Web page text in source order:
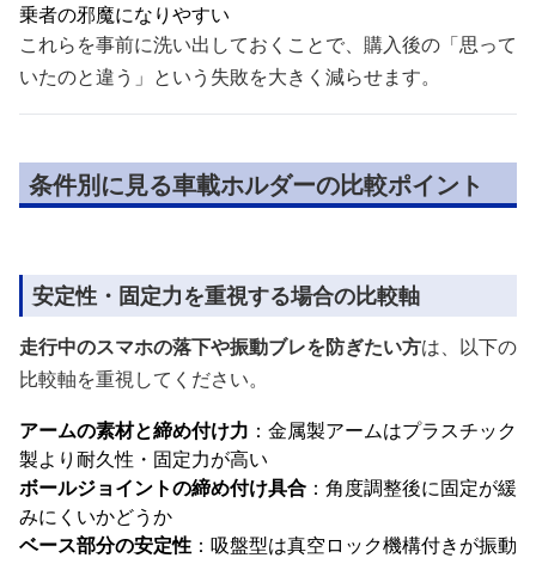
乗者の邪魔になりやすい
これらを事前に洗い出しておくことで、購入後の「思って
いたのと違う」という失敗を大きく減らせます。
条件別に見る車載ホルダーの比較ポイント
安定性・固定力を重視する場合の比較軸
走行中のスマホの落下や振動ブレを防ぎたい方は、以下の
比較軸を重視してください。
アームの素材と締め付け力 ：金属製アームはプラスチック
製より耐久性・固定力が高い
ボールジョイントの締め付け具合 ：角度調整後に固定が緩
みにくいかどうか
ベース部分の安定性 ：吸盤型は真空ロック機構付きが振動